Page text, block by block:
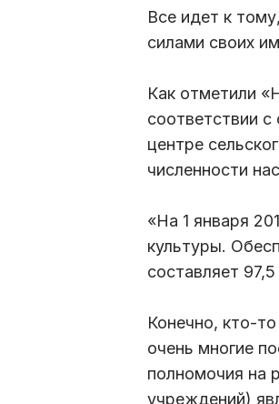
Все идет к
силами своих
Как отметили
соответствии
центре
численности
«На 1 января
культуры.
составляет
Конечно, кто-
очень многие
полномочия на
учреждений)